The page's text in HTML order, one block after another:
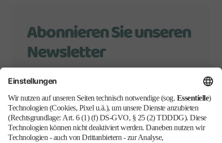
Abonnieren Sie unseren
Newsletter
Wir halten Sie mit allen Neuigkeiten zur
Grünen Woche auf dem Laufenden.
Updates erhalten